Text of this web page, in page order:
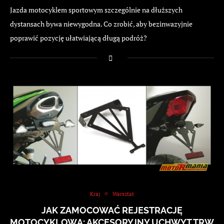
Jazda motocyklem sportowym szczególnie na dłuższych
dystansach bywa niewygodna. Co zrobić, aby bezinwazyjnie
poprawić pozycję ułatwiającą długą podróż?
Kraj Warsztat
JAK ZAMOCOWAĆ REJESTRACJĘ